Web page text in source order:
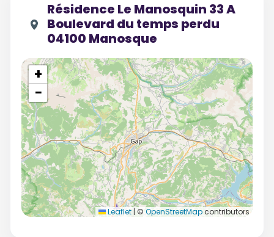
Résidence Le Manosquin 33 A
Boulevard du temps perdu
04100 Manosque
+
−
Leaflet | © OpenStreetMapcontributors